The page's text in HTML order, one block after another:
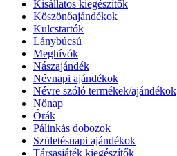
Kisállatos kiegészítők
Köszönőajándékok
Kulcstartók
Lánybúcsú
Meghívók
Nászajándék
Névnapi ajándékok
Névre szóló termékek/ajándékok
Nőnap
Órák
Pálinkás dobozok
Születésnapi ajándékok
Társasjáték kiegészítők